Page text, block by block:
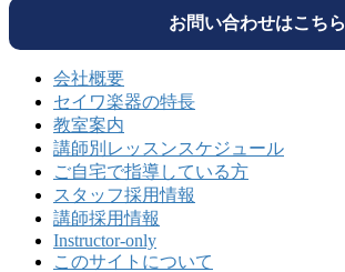
お問い合わせはこちら
会社概要
セイワ楽器の特長
教室案内
講師別レッスンスケジュール
ご自宅で指導している方
スタッフ採用情報
講師採用情報
Instructor-only
このサイトについて